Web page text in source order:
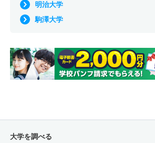
明治大学
駒澤大学
大学を調べる